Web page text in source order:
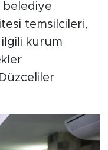
belediye
temsilcileri,
kurum